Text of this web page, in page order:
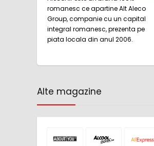
romanesc ce apartine Alt Aleco
Group, companie cu un capital
integral romanesc, prezenta pe
piata locala din anul 2006.
Alte magazine